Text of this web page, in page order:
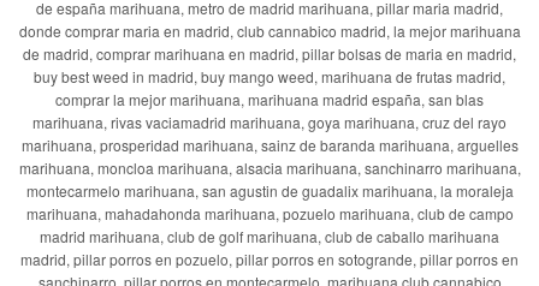
de españa marihuana, metro de madrid marihuana, pillar maria madrid,
donde comprar maria en madrid, club cannabico madrid, la mejor marihuana
de madrid, comprar marihuana en madrid, pillar bolsas de maria en madrid,
buy best weed in madrid, buy mango weed, marihuana de frutas madrid,
comprar la mejor marihuana, marihuana madrid españa, san blas
marihuana, rivas vaciamadrid marihuana, goya marihuana, cruz del rayo
marihuana, prosperidad marihuana, sainz de baranda marihuana, arguelles
marihuana, moncloa marihuana, alsacia marihuana, sanchinarro marihuana,
montecarmelo marihuana, san agustin de guadalix marihuana, la moraleja
marihuana, mahadahonda marihuana, pozuelo marihuana, club de campo
madrid marihuana, club de golf marihuana, club de caballo marihuana
madrid, pillar porros en pozuelo, pillar porros en sotogrande, pillar porros en